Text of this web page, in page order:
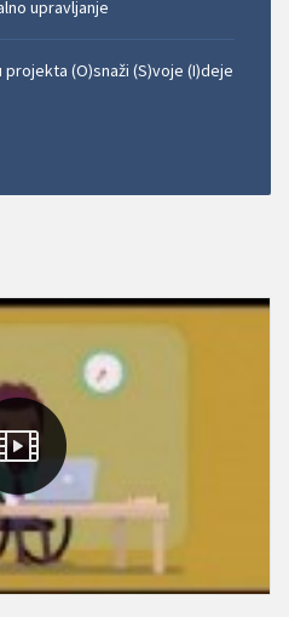
upravljanje
projekta (O)snaži (S)voje (I)deje